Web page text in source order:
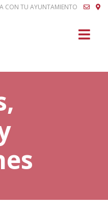
CON TU AYUNTAMIENTO